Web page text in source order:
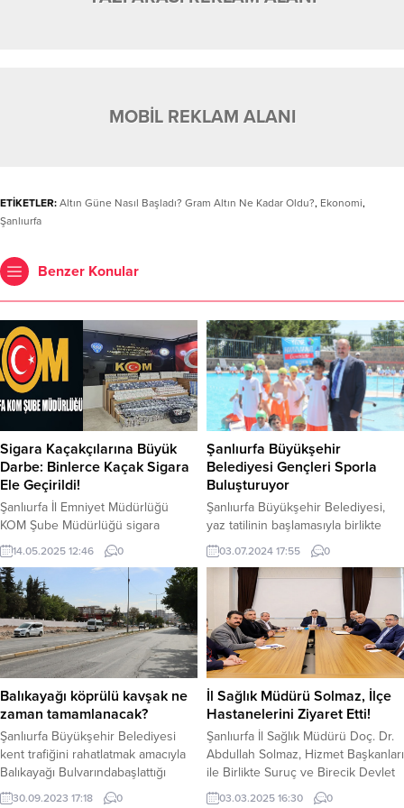
MOBİL REKLAM ALANI
ETİKETLER: Altın Güne Nasıl Başladı? Gram Altın Ne Kadar Oldu?, Ekonomi,
Şanlıurfa
Benzer Konular
Sigara Kaçakçılarına Büyük
Darbe: Binlerce Kaçak Sigara
Ele Geçirildi!
Şanlıurfa İl Emniyet Müdürlüğü
KOM Şube Müdürlüğü sigara
kaçakçılarına operasyon yaptı.
Sigara kaçakçılarına büyük darbe. İl
Emniyet Müdürlüğü KOM Şube
Müdürlüğü görevlilerimizce 5607
SKM (Sigara Kaçakçılığı) suçunun
önlenmesine yönelik 13/05/2025
tarihinde gerçekleştirilen
operasyon kapsamında; 5.680
paket Gümrük Kaçağı Sigara ele
geçirildi. Adli mercilere sevk edilen
1 (bir) şüpheli şahıs tutuklandı....
14.05.2025 12:46 0
Şanlıurfa Büyükşehir
Belediyesi Gençleri Sporla
Buluşturuyor
Şanlıurfa Büyükşehir Belediyesi,
yaz tatilinin başlamasıyla birlikte
gençleri sporla
buluşturmakamacıyla çeşitli
branşlarda yaz okulları düzenliyor.
Yüzme, Taekwondo, Kung fu, Judo,
Güreş, Aikidō,Eskrim ve Kickboks
gibi farklı spor dallarında açılan
kurslar, Şanlıurfa Büyükşehir
Belediye Başkanı Mehmet Kasım
Gülpınar’ın katılımıyla başladı.
Başkan Gülpınar gençlerin sulama
kanallarına değil havuzlarda
yüzmesi gerektiğinin altını çizdi....
03.07.2024 17:55 0
Balıkayağı köprülü kavşak ne
zaman tamamlanacak?
Şanlıurfa Büyükşehir Belediyesi
kent trafiğini rahatlatmak amacıyla
Balıkayağı Bulvarındabaşlattığı
Balıkayağı Köprülü Kavşak
30.09.2023 17:18 0
İl Sağlık Müdürü Solmaz, İlçe
Hastanelerini Ziyaret Etti!
Şanlıurfa İl Sağlık Müdürü Doç. Dr.
Abdullah Solmaz, Hizmet Başkanları
ile Birlikte Suruç ve Birecik Devlet
Hastaneleri’ni Ziyaret Etti
03.03.2025 16:30 0